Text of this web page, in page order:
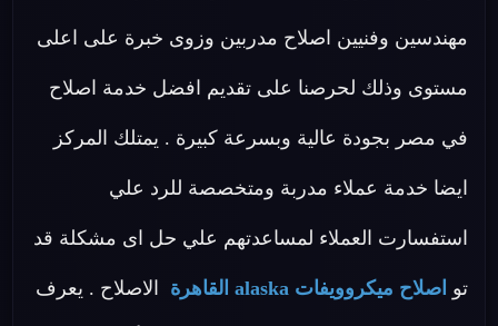
مهندسين وفنيين اصلاح مدربين وزوى خبرة على اعلى
مستوى وذلك لحرصنا على تقديم افضل خدمة اصلاح
في مصر بجودة عالية وبسرعة كبيرة . يمتلك المركز
ايضا خدمة عملاء مدربة ومتخصصة للرد علي
استفسارت العملاء لمساعدتهم علي حل اى مشكلة قد
تو اصلاح ميكروويفات alaska القاهرة الاصلاح . يعرف